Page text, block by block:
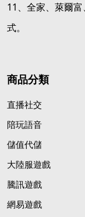
11、全家、萊爾
式。
商品分類
直播社交
陪玩語音
儲值代儲
大陸服遊戲
騰訊遊戲
網易遊戲